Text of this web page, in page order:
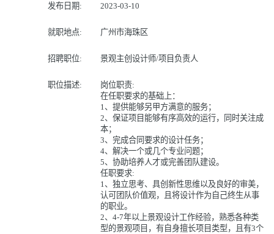
发布日期: 2023-03-10
就职地点: 广州市海珠区
招聘职位: 景观主创设计师/项目负责人
职位描述:
岗位职责:
在任职要求的基础上：
1、提供能够另甲方满意的服务；
2、保证项目能够有序高效的运行，同时关注成
本；
3、完成合同要求的设计任务；
4、解决一个或几个专业问题；
5、协助培养人才或完善团队建设。
任职要求:
1、独立思考、具创新性思维以及良好的审美，
认可团队价值观，且将设计作为自己终生从事
的职业。
2、4-7年以上景观设计工作经验，熟悉各种类
型的景观项目，有自身擅长项目类型，且有3个